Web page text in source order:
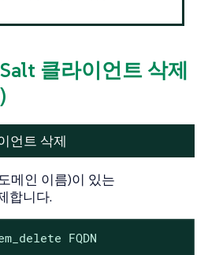
클라이언트 삭제
언트 삭제
메인 이름)이 있는
합니다.
FQDN